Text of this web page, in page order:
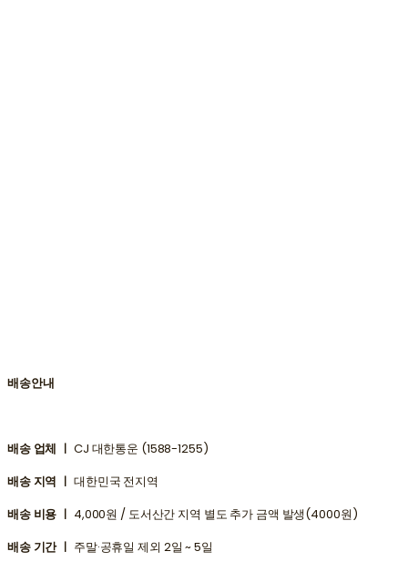
배송안내
배송 업체 ㅣ CJ 대한통운 (1588-1255)
배송 지역 ㅣ 대한민국 전지역
배송 비용 ㅣ 4,000원 / 도서산간 지역 별도 추가 금액 발생(4000원)
배송 기간 ㅣ 주말·공휴일 제외 2일 ~ 5일